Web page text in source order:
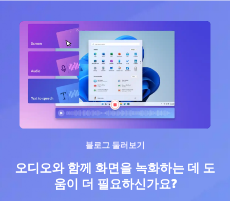
블로그 둘러보기
오디오와 함께 화면을 녹화하는 데 도
움이 더 필요하신가요?